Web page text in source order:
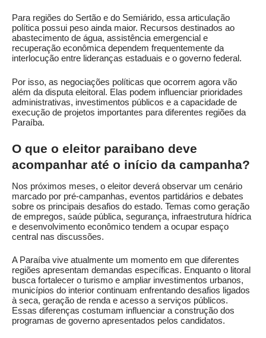
Para regiões do Sertão e do Semiárido, essa articulação
política possui peso ainda maior. Recursos destinados ao
abastecimento de água, assistência emergencial e
recuperação econômica dependem frequentemente da
interlocução entre lideranças estaduais e o governo federal.
Por isso, as negociações políticas que ocorrem agora vão
além da disputa eleitoral. Elas podem influenciar prioridades
administrativas, investimentos públicos e a capacidade de
execução de projetos importantes para diferentes regiões da
Paraíba.
O que o eleitor paraibano deve
acompanhar até o início da campanha?
Nos próximos meses, o eleitor deverá observar um cenário
marcado por pré-campanhas, eventos partidários e debates
sobre os principais desafios do estado. Temas como geração
de empregos, saúde pública, segurança, infraestrutura hídrica
e desenvolvimento econômico tendem a ocupar espaço
central nas discussões.
A Paraíba vive atualmente um momento em que diferentes
regiões apresentam demandas específicas. Enquanto o litoral
busca fortalecer o turismo e ampliar investimentos urbanos,
municípios do interior continuam enfrentando desafios ligados
à seca, geração de renda e acesso a serviços públicos.
Essas diferenças costumam influenciar a construção dos
programas de governo apresentados pelos candidatos.